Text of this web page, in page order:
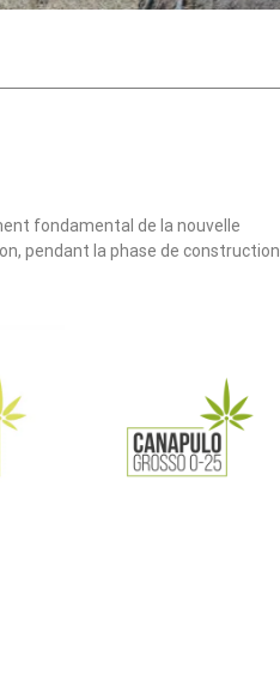
fondamental de la nouvelle
pendant la phase de construction